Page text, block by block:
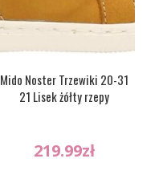
Mido Noster Trzewiki 20-31
21 Lisek żółty rzepy
219.99zł